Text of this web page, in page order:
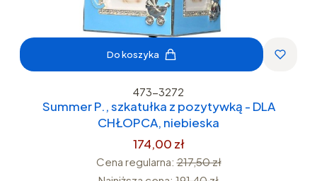
Do koszyka
473-3272
Summer P., szkatułka z pozytywką - DLA
CHŁOPCA, niebieska
174,00 zł
Cena regularna: 217,50 zł